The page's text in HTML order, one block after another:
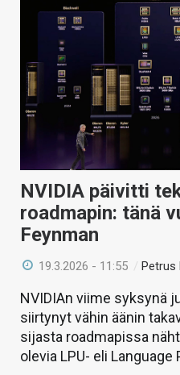
NVIDIA päivitti
roadmapin: tänä
Feynman
19.3.2026 - 11:55 /Petrus
NVIDIAn viime syksynä
siirtynyt vähin äänin
sijasta roadmapissa
olevia LPU- eli